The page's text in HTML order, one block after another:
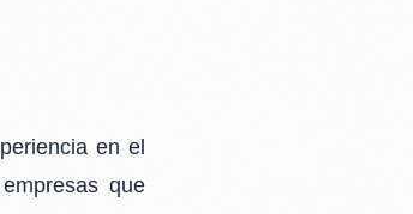
en el
que